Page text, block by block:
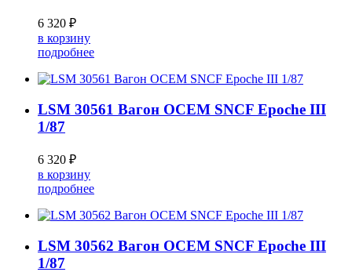
6 320 ₽
в корзину
подробнее
LSM 30561 Вагон OCEM SNCF Epoche III
1/87
6 320 ₽
в корзину
подробнее
LSM 30562 Вагон OCEM SNCF Epoche III
1/87